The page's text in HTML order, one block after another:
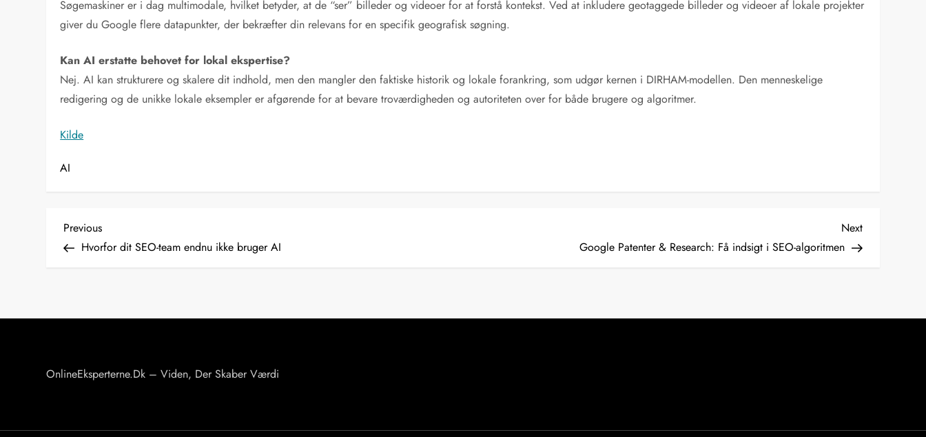
Søgemaskiner er i dag multimodale, hvilket betyder, at de “ser” billeder og videoer for at forstå kontekst. Ved at inkludere geotaggede billeder og videoer af lokale projekter
giver du Google flere datapunkter, der bekræfter din relevans for en specifik geografisk søgning.
Kan AI erstatte behovet for lokal ekspertise?
Nej. AI kan strukturere og skalere dit indhold, men den mangler den faktiske historik og lokale forankring, som udgør kernen i DIRHAM-modellen. Den menneskelige
redigering og de unikke lokale eksempler er afgørende for at bevare troværdigheden og autoriteten over for både brugere og algoritmer.
Kilde
AI
I
l
g
Previous
Post
Previous
Hvorfor dit SEO-team endnu ikke bruger AI
Next
Post
Next
Google Patenter & Research: Få indsigt i SEO-algoritmen
OnlineEksperterne.dk – Viden, Der Skaber Værdi